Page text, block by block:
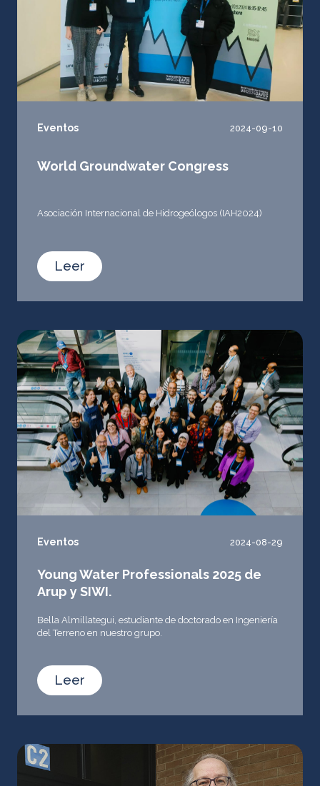
Eventos 2024-09-10
World Groundwater Congress
Asociación Internacional de Hidrogeólogos (IAH2024)
Leer
Eventos 2024-08-29
Young Water Professionals 2025 de
Arup y SIWI.
Bella Almillategui, estudiante de doctorado en Ingeniería
del Terreno en nuestro grupo.
Leer